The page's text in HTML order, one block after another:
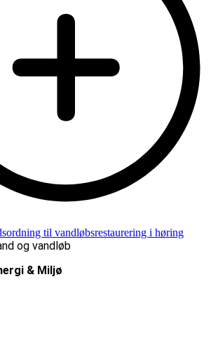
til vandløbsrestaurering i høring
og vandløb
& Miljø